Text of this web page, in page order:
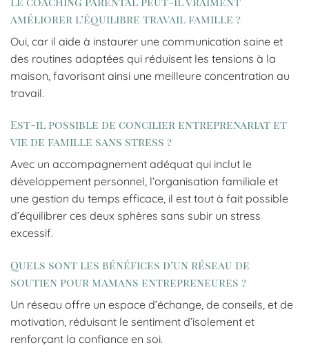
améliorer l’équilibre travail famille ?
Oui, car il aide à instaurer une communication saine et
des routines adaptées qui réduisent les tensions à la
maison, favorisant ainsi une meilleure concentration au
travail.
Est-il possible de concilier entreprenariat et
vie de famille sans stress ?
Avec un accompagnement adéquat qui inclut le
développement personnel, l’organisation familiale et
une gestion du temps efficace, il est tout à fait possible
d’équilibrer ces deux sphères sans subir un stress
excessif.
Quels sont les bénéfices d’un réseau de
soutien pour mamans entrepreneures ?
Un réseau offre un espace d’échange, de conseils, et de
motivation, réduisant le sentiment d’isolement et
renforçant la confiance en soi.